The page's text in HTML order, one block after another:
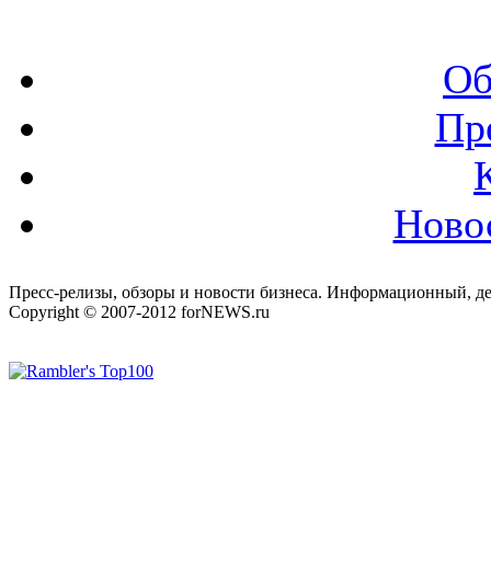
Пресс-релизы, обзоры и новости бизнеса. Информационный,
Copyright © 2007-2012 forNEWS.ru